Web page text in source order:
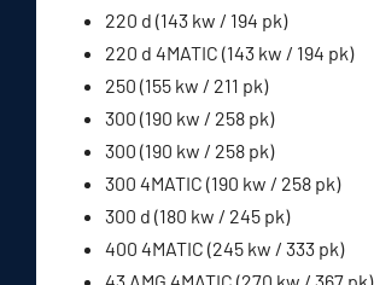
220 d (143 kw / 194 pk)
220 d 4MATIC (143 kw / 194 pk)
250 (155 kw / 211 pk)
300 (190 kw / 258 pk)
300 (190 kw / 258 pk)
300 4MATIC (190 kw / 258 pk)
300 d (180 kw / 245 pk)
400 4MATIC (245 kw / 333 pk)